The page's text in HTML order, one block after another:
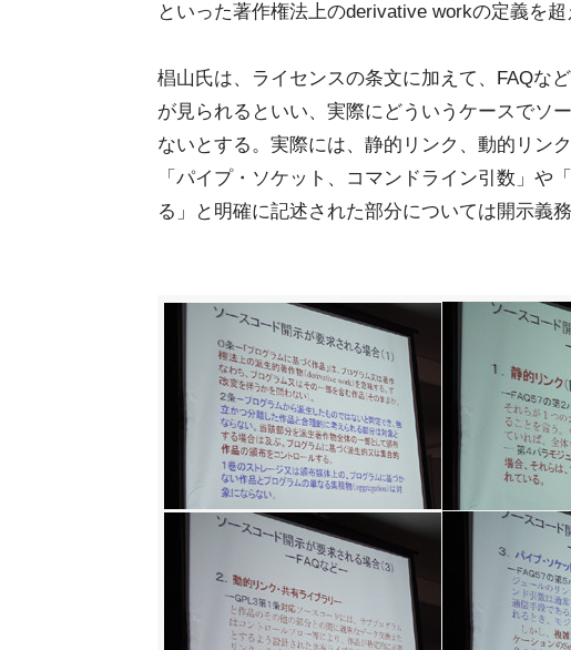
といった著作権法上のderivative workの定義を超
椙山氏は、ライセンスの条文に加えて、FAQな
が見られるといい、実際にどういうケースでソ
ないとする。実際には、静的リンク、動的リン
「パイプ・ソケット、コマンドライン引数」
る」と明確に記述された部分については開示義